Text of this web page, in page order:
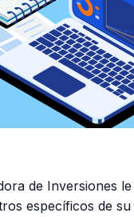
de Inversiones
específicos de